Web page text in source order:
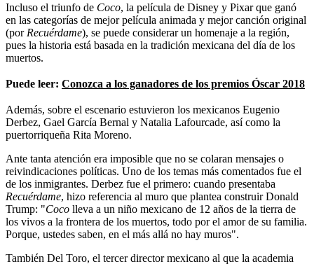
Incluso el triunfo de Coco, la película de Disney y Pixar que ganó
en las categorías de mejor película animada y mejor canción original
(por Recuérdame), se puede considerar un homenaje a la región,
pues la historia está basada en la tradición mexicana del día de los
muertos.
Puede leer: Conozca a los ganadores de los premios Óscar 2018
Además, sobre el escenario estuvieron los mexicanos Eugenio
Derbez, Gael García Bernal y Natalia Lafourcade, así como la
puertorriqueña Rita Moreno.
Ante tanta atención era imposible que no se colaran mensajes o
reivindicaciones políticas. Uno de los temas más comentados fue el
de los inmigrantes. Derbez fue el primero: cuando presentaba
Recuérdame, hizo referencia al muro que plantea construir Donald
Trump: "Coco lleva a un niño mexicano de 12 años de la tierra de
los vivos a la frontera de los muertos, todo por el amor de su familia.
Porque, ustedes saben, en el más allá no hay muros".
También Del Toro, el tercer director mexicano al que la academia